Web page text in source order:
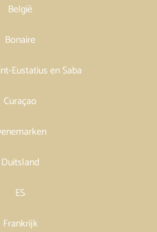
België
Bonaire
Eustatius en Saba
Curaçao
Duitsland
ES
Frankrijk